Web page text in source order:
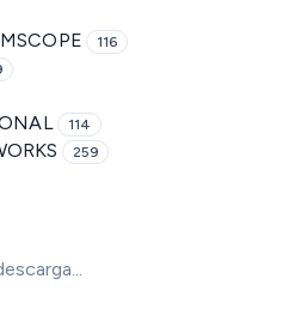
116
114
259